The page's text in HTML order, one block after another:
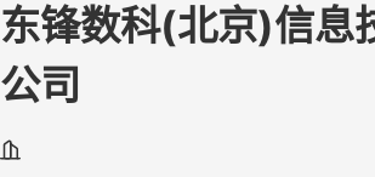
东锋数科(北京)信息
公司